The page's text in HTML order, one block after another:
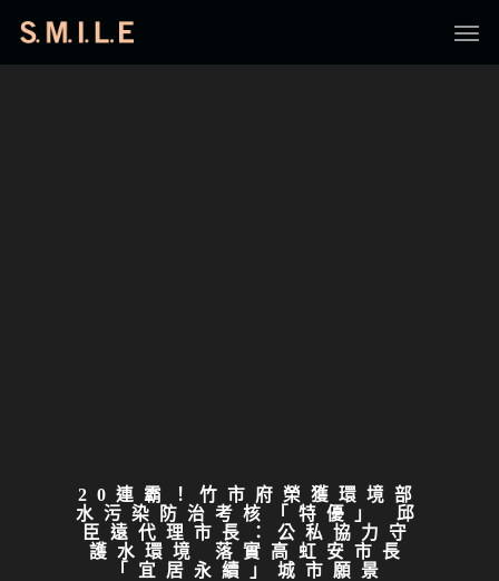
20連霸！竹市府榮獲環境部
水污染防治考核「特優」 邱
臣遠代理市長：公私協力守
護水環境 落實高虹安市長
「宜居永續」城市願景